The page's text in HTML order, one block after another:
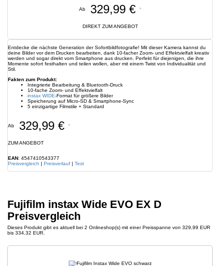
Ab 329,99 € *
DIREKT ZUM ANGEBOT
Entdecke die nächste Generation der Sofortbildfotografie! Mit dieser Kamera kannst du
deine Bilder vor dem Drucken bearbeiten, dank 10-facher Zoom- und Effektvielfalt kreativ
werden und sogar direkt vom Smartphone aus drucken. Perfekt für diejenigen, die ihre
Momente sofort festhalten und teilen wollen, aber mit einem Twist von Individualität und
Stil.
Fakten zum Produkt:
Integrierte Bearbeitung & Bluetooth-Druck
10-fache Zoom- und Effektvielfalt
instax WIDE-Format für größere Bilder
Speicherung auf Micro-SD & Smartphone-Sync
5 einzigartige Filmstile + Standard
Ab 329,99 € *
ZUM ANGEBOT
EAN: 4547410543377
Preisvergleich | Preisverlauf | Test
Fujifilm instax Wide EVO EX D
Preisvergleich
Dieses Produkt gibt es aktuell bei 2 Onlineshop(s) mit einer Preisspanne von 329,99 EUR
bis 334,32 EUR.